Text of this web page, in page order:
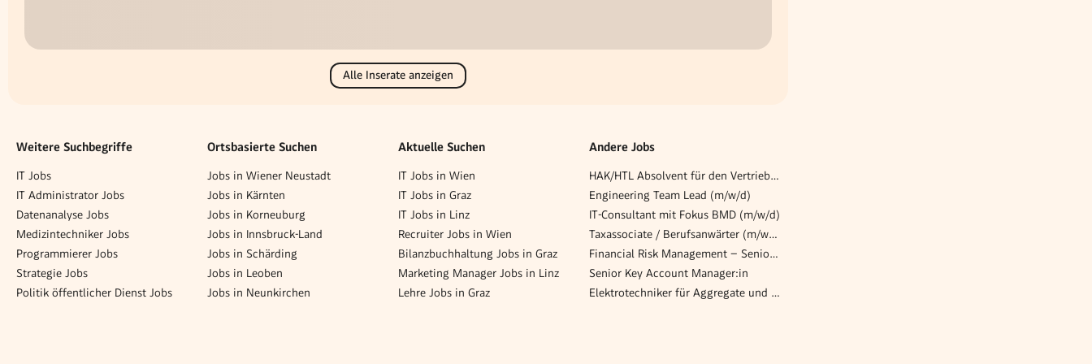
Alle Inserate anzeigen
Weitere Suchbegriffe
IT Jobs
IT Administrator Jobs
Datenanalyse Jobs
Medizintechniker Jobs
Programmierer Jobs
Strategie Jobs
Politik öffentlicher Dienst Jobs
Ortsbasierte Suchen
Jobs in Wiener Neustadt
Jobs in Kärnten
Jobs in Korneuburg
Jobs in Innsbruck-Land
Jobs in Schärding
Jobs in Leoben
Jobs in Neunkirchen
Aktuelle Suchen
IT Jobs in Wien
IT Jobs in Graz
IT Jobs in Linz
Recruiter Jobs in Wien
Bilanzbuchhaltung Jobs in Graz
Marketing Manager Jobs in Linz
Lehre Jobs in Graz
Andere Jobs
HAK/HTL Absolvent für den Vertriebsinnendienst (m/w/d) – Automotive
Engineering Team Lead (m/w/d)
IT-Consultant mit Fokus BMD (m/w/d)
Taxassociate / Berufsanwärter (m/w/d) St. Pölten
Financial Risk Management – Senior Consultant to Director
Senior Key Account Manager:in
Elektrotechniker für Aggregate und Industriemotoren (w/m/x)